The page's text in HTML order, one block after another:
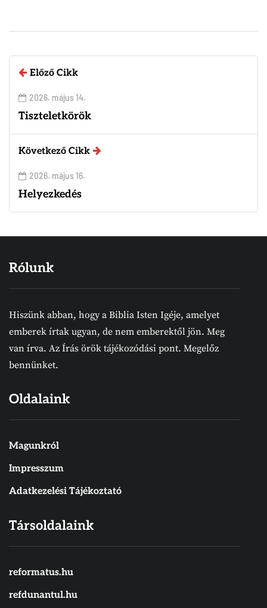
Előző Cikk
2026. május 14.
Tiszteletkörök
Következő Cikk
2026. május 16.
Helyezkedés
Rólunk
Hiszünk abban, hogy a Biblia Isten Igéje, amelyet
emberek írtak ugyan, de nem emberektől jön. Meg
van írva. Az Írás örök tájékozódási pont. Megelőz
bennünket.
Oldalaink
Magunkról
Impresszum
Adatkezelési Tájékoztató
Társoldalaink
reformatus.hu
refdunantul.hu